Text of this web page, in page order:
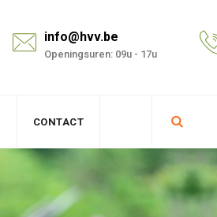
info@hvv.be
Openingsuren: 09u - 17u
CONTACT